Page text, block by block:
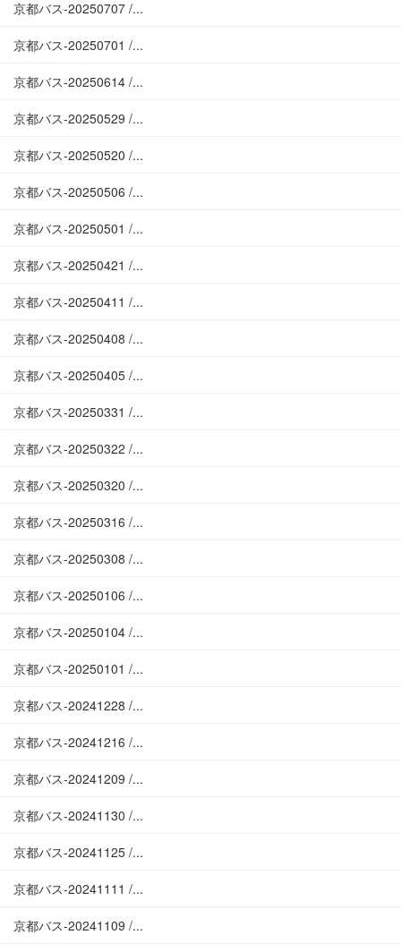
京都バス-20250707 /...
京都バス-20250701 /...
京都バス-20250614 /...
京都バス-20250529 /...
京都バス-20250520 /...
京都バス-20250506 /...
京都バス-20250501 /...
京都バス-20250421 /...
京都バス-20250411 /...
京都バス-20250408 /...
京都バス-20250405 /...
京都バス-20250331 /...
京都バス-20250322 /...
京都バス-20250320 /...
京都バス-20250316 /...
京都バス-20250308 /...
京都バス-20250106 /...
京都バス-20250104 /...
京都バス-20250101 /...
京都バス-20241228 /...
京都バス-20241216 /...
京都バス-20241209 /...
京都バス-20241130 /...
京都バス-20241125 /...
京都バス-20241111 /...
京都バス-20241109 /...